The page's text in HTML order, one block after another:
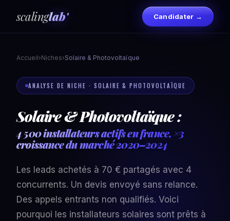
scalinglab' Candidater →
Accueil›Niches›Solaire & Photovoltaïque
ANALYSE DE NICHE · SOLAIRE & PHOTOVOLTAÏQUE
Solaire & Photovoltaïque :
4 500 installateurs actifs en france, ×3
croissance du marché 2020–2024
Les leads achetés à 70 € partagés avec 4
concurrents. Un devis envoyé sans relance.
Des appels entrants non qualifiés. Voici
pourquoi les installateurs solaires sont prêts à